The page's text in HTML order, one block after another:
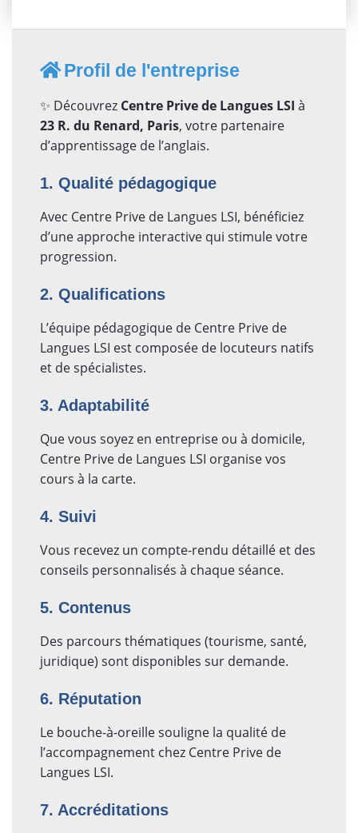
Profil de l'entreprise
✨ Découvrez Centre Prive de Langues LSI à
23 R. du Renard, Paris, votre partenaire
d’apprentissage de l’anglais.
1. Qualité pédagogique
Avec Centre Prive de Langues LSI, bénéficiez
d’une approche interactive qui stimule votre
progression.
2. Qualifications
L’équipe pédagogique de Centre Prive de
Langues LSI est composée de locuteurs natifs
et de spécialistes.
3. Adaptabilité
Que vous soyez en entreprise ou à domicile,
Centre Prive de Langues LSI organise vos
cours à la carte.
4. Suivi
Vous recevez un compte-rendu détaillé et des
conseils personnalisés à chaque séance.
5. Contenus
Des parcours thématiques (tourisme, santé,
juridique) sont disponibles sur demande.
6. Réputation
Le bouche-à-oreille souligne la qualité de
l’accompagnement chez Centre Prive de
Langues LSI.
7. Accréditations